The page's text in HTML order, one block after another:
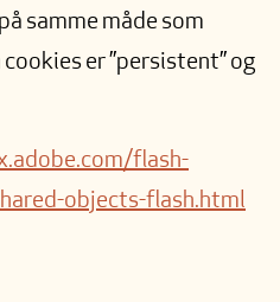
samme måde som
er ”persistent” og
flash-
objects-flash.html